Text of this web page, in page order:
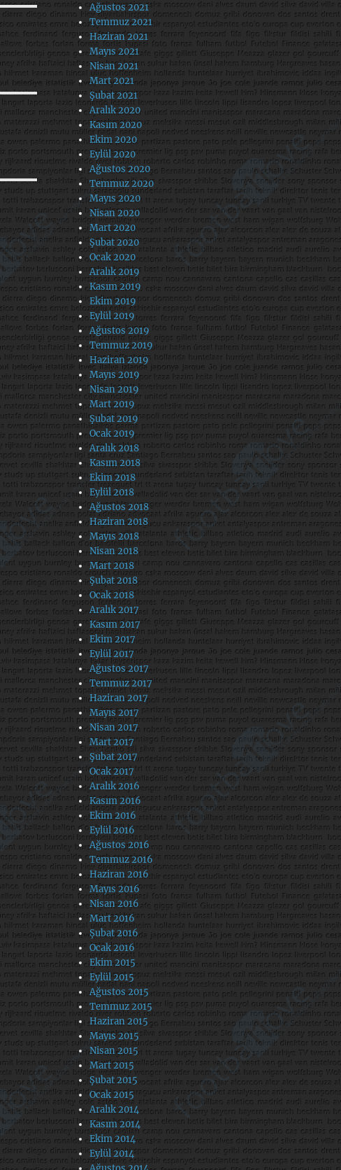
Ağustos 2021
Temmuz 2021
Haziran 2021
Mayıs 2021
Nisan 2021
Mart 2021
Şubat 2021
Aralık 2020
Kasım 2020
Ekim 2020
Eylül 2020
Ağustos 2020
Temmuz 2020
Mayıs 2020
Nisan 2020
Mart 2020
Şubat 2020
Ocak 2020
Aralık 2019
Kasım 2019
Ekim 2019
Eylül 2019
Ağustos 2019
Temmuz 2019
Haziran 2019
Mayıs 2019
Nisan 2019
Mart 2019
Şubat 2019
Ocak 2019
Aralık 2018
Kasım 2018
Ekim 2018
Eylül 2018
Ağustos 2018
Haziran 2018
Mayıs 2018
Nisan 2018
Mart 2018
Şubat 2018
Ocak 2018
Aralık 2017
Kasım 2017
Ekim 2017
Eylül 2017
Ağustos 2017
Temmuz 2017
Haziran 2017
Mayıs 2017
Nisan 2017
Mart 2017
Şubat 2017
Ocak 2017
Aralık 2016
Kasım 2016
Ekim 2016
Eylül 2016
Ağustos 2016
Temmuz 2016
Haziran 2016
Mayıs 2016
Nisan 2016
Mart 2016
Şubat 2016
Ocak 2016
Ekim 2015
Eylül 2015
Ağustos 2015
Temmuz 2015
Haziran 2015
Mayıs 2015
Nisan 2015
Mart 2015
Şubat 2015
Ocak 2015
Aralık 2014
Kasım 2014
Ekim 2014
Eylül 2014